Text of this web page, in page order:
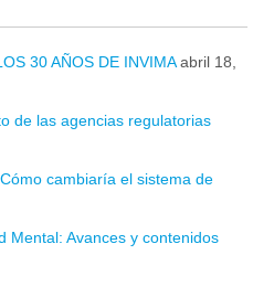
30 AÑOS DE INVIMA abril 18,
de las agencias regulatorias
cambiaría el sistema de
Mental: Avances y contenidos